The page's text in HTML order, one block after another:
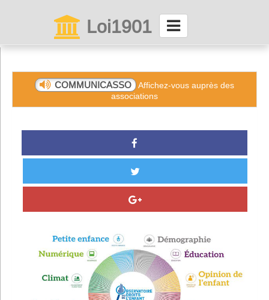
Loi1901
Connexion
Partager
VieAsso
Infos
COMMUNICASSO
Affichez-vous auprès des
associations